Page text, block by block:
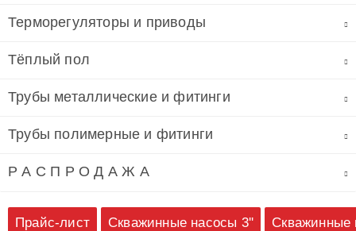
Прайс-лист Скважинные насосы 3'' Скважинные
Терморегуляторы и приводы
Тёплый пол
Трубы металлические и фитинги
Трубы полимерные и фитинги
Р А С П Р О Д А Ж А